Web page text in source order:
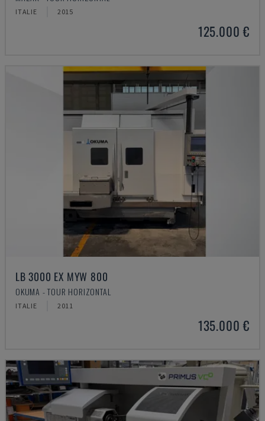
ITALIE 2015
125.000 €
LB 3000 EX MYW 800
OKUMA - TOUR HORIZONTAL
ITALIE 2011
135.000 €